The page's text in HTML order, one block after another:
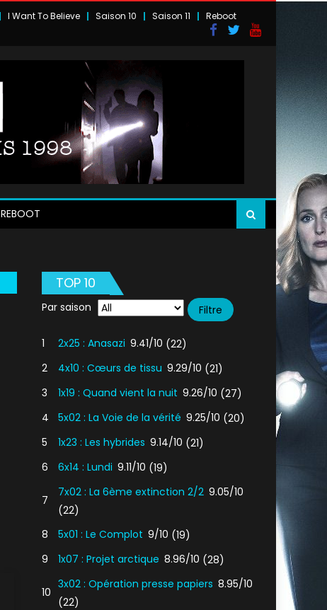
I Want To Believe Saison 10 Saison 11 Reboot
REBOOT
TOP 10
Par saison
1 2x25 : Anasazi 9.41/10 (22)
2
4x10 : Cœurs de tissu 9.29/10 (21)
3
1x19 : Quand vient la nuit 9.26/10 (27)
4
5x02 : La Voie de la vérité 9.25/10 (20)
5
1x23 : Les hybrides 9.14/10 (21)
6
6x14 : Lundi 9.11/10 (19)
7
7x02 : La 6ème extinction 2/2 9.05/10
(22)
8
5x01 : Le Complot 9/10 (19)
9
1x07 : Projet arctique 8.96/10 (28)
10
3x02 : Opération presse papiers 8.95/10
(22)